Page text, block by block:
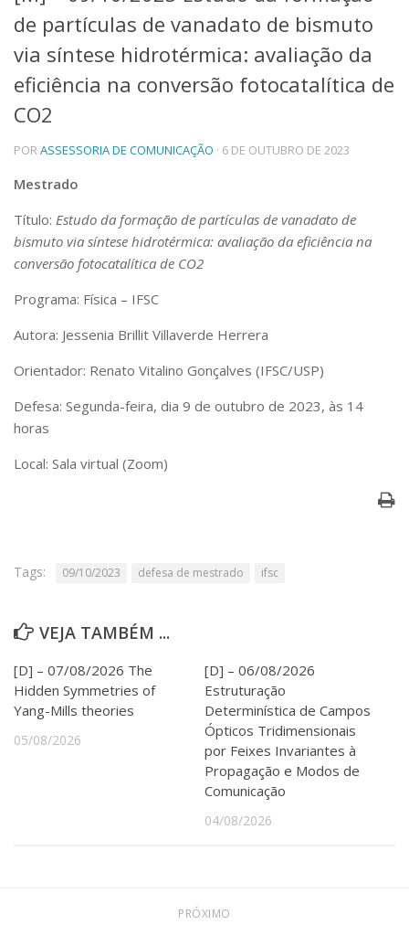
Telefones e Mapas
Pessoas
Ensino
Graduação
Pós-Graduação
Cursos de Extensão
Pesquisa e Inovação
Centros, Núcleos e Projetos em Rede
Pós-doutorado
Iniciação Científica
Empresas Juniores
Extensão à Comunidade
Artes, Cultura e Esportes
Apoio ao Estudante
Assessorias e Mídias
Agenda de Eventos
de partículas de vanadato de bismuto
via síntese hidrotérmica: avaliação da
eficiência na conversão fotocatalítica de
CO2
PORASSESSORIA DE COMUNICAÇÃO · 6 DE OUTUBRO DE 2023
Mestrado
Título: Estudo da formação de partículas de vanadato de
bismuto via síntese hidrotérmica: avaliação da eficiência na
conversão fotocatalítica de CO2
Programa: Física – IFSC
Autora: Jessenia Brillit Villaverde Herrera
Orientador: Renato Vitalino Gonçalves (IFSC/USP)
Defesa: Segunda-feira, dia 9 de outubro de 2023, às 14
horas
Local: Sala virtual (Zoom)
Tags: 09/10/2023 defesa de mestrado ifsc
VEJA TAMBÉM ...
[D] – 07/08/2026 The
Hidden Symmetries of
Yang-Mills theories
05/08/2026
[D] – 06/08/2026
Estruturação
Determinística de Campos
Ópticos Tridimensionais
por Feixes Invariantes à
Propagação e Modos de
Comunicação
04/08/2026
PRÓXIMO